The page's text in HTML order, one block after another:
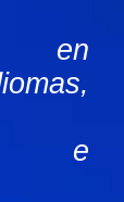
en
e